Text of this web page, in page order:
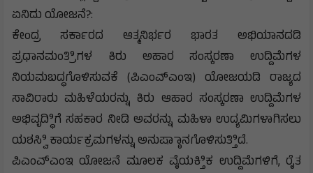
ಏನಿದು ಯೋಜನೆ?:
ಕೇಂದ್ರ ಸರ್ಕಾರದ ಆತ್ಮನಿರ್ಭರ ಭಾರತ ಅಭಿಯಾನದಡಿ
ಪ್ರಧಾನಮಂತ್ರಿಿಗಳ ಕಿರು ಅಹಾರ ಸಂಸ್ಕರಣಾ ಉದ್ದಿಮೆಗಳ
ನಿಯಮಬದ್ಧಗೊಳಿಸುವಕೆ (ಪಿಎಂಎ್ಎಂಇ) ಯೋಜಯಡಿ ರಾಜ್ಯದ
ಸಾವಿರಾರು ಮಹಿಳೆಯರನ್ನು ಕಿರು ಆಹಾರ ಸಂಸ್ಕರಣಾ ಉದ್ದಿಮೆಗಳ
ಅಭಿವೃದ್ಧಿಿಗೆ ಸಹಕಾರ ನೀಡಿ ಅವರನ್ನು ಮಹಿಳಾ ಉದ್ಯಮಿಗಳಾಗಿಸಲು
ಯಶಸ್ವಿಿ ಕಾರ್ಯಕ್ರಮಗಳನ್ನು ಅನುಷ್ಠಾಾನಗೊಳಿಸುತ್ತಿಿದೆ.
ಪಿಎಂಎ್ಎಂಇ ಯೋಜನೆ ಮೂಲಕ ವೈಯಕ್ತಿಿಕ ಉದ್ದಿಮೆಗಳಿಗೆ, ರೈತ